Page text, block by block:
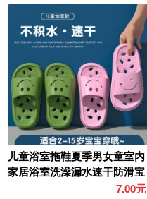
儿童浴室拖鞋夏季男女童室内
家居浴室洗澡漏水速干防滑宝
7.00元